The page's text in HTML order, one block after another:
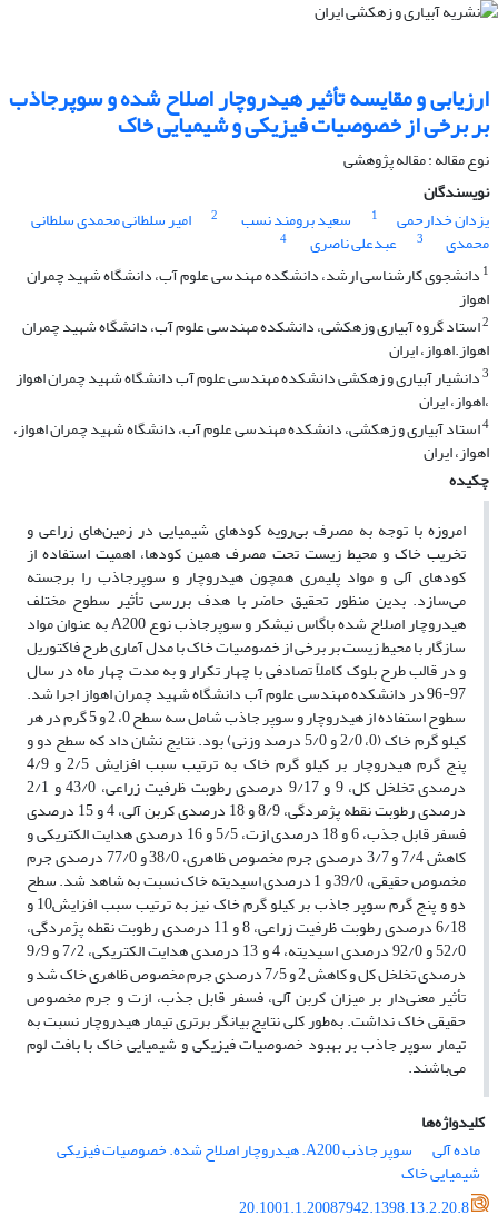
ارزیابی و مقایسه تأثیر هیدروچار اصلاح شده و سوپرجاذب
بر برخی از خصوصیات فیزیکی و شیمیایی خاک
نوع مقاله : مقاله پژوهشی
نویسندگان
یزدان خدارحمی
1 سعید برومند نسب 2 امیر سلطانی محمدی سلطانی
محمدی 3 عبدعلی ناصری
4
1 دانشجوی کارشناسی ارشد، دانشکده مهندسی علوم آب، دانشگاه شهید چمران
اهواز
2استاد گروه آبیاری وزهکشی، دانشکده مهندسی علوم آب، دانشگاه شهید چمران
اهواز.اهواز، ایران
3دانشیار آبیاری و زهکشی دانشکده مهندسی علوم آب دانشگاه شهید چمران اهواز
،اهواز، ایران
4استاد آبیاری و زهکشی، دانشکده مهندسی علوم آب، دانشگاه شهید چمران اهواز،
اهواز، ایران
چکیده
امروزه با توجه به مصرف بی‌رویه کودهای شیمیایی در زمین‌های زراعی و
تخریب خاک و محیط زیست تحت مصرف همین کودها، اهمیت استفاده از
کودهای آلی و مواد پلیمری همچون هیدروچار و سوپرجاذب را برجسته
می‌سازد. بدین منظور تحقیق حاضر با هدف بررسی تأثیر سطوح مختلف
هیدروچار اصلاح شده باگاس نیشکر و سوپرجاذب نوع A200 به عنوان مواد
سازگار با محیط زیست بر برخی از خصوصیات خاک با مدل آماری طرح فاکتوریل
و در قالب طرح بلوک کاملاً تصادفی با چهار تکرار و به مدت چهار ماه در سال
97-96 در دانشکده مهندسی علوم آب دانشگاه شهید چمران اهواز اجرا شد.
سطوح استفاده از هیدروچار و سوپر جاذب شامل سه سطح 0، 2 و 5 گرم در هر
کیلو گرم خاک (0، 2/0 و 5/0 درصد وزنی) بود. نتایج نشان داد که سطح دو و
پنج گرم هیدروچار بر کیلو گرم خاک به ترتیب سبب افزایش 2/5 و 4/9
درصدی تخلخل کل، 9 و 9/17 درصدی رطوبت ظرفیت زراعی، 43/0 و 2/1
درصدی رطوبت نقطه پژمردگی، 8/9 و 18 درصدی کربن آلی، 4 و 15 درصدی
فسفر قابل جذب، 6 و 18 درصدی ازت، 5/5 و 16 درصدی هدایت الکتریکی و
کاهش 7/4 و 3/7 درصدی جرم مخصوص ظاهری، 38/0 و 77/0 درصدی جرم
مخصوص حقیقی، 39/0 و 1 درصدی اسیدیته خاک نسبت به شاهد شد. سطح
دو و پنج گرم سوپر جاذب بر کیلو گرم خاک نیز به ترتیب سبب افزایش10 و
6/18 درصدی رطوبت ظرفیت زراعی، 8 و 11 درصدی رطوبت نقطه پژمردگی،
52/0 و 92/0 درصدی اسیدیته، 4 و 13 درصدی هدایت الکتریکی، 7/2 و 9/9
درصدی تخلخل کل و کاهش 2 و 7/5 درصدی جرم مخصوص ظاهری خاک شد و
تأثیر معنی‌دار بر میزان کربن آلی، فسفر قابل جذب، ازت و جرم مخصوص
حقیقی خاک نداشت. به‌طور کلی نتایج بیانگر برتری تیمار هیدروچار نسبت به
تیمار سوپر جاذب بر بهبود خصوصیات فیزیکی و شیمیایی خاک با بافت لوم
می‌باشند.
کلیدواژه‌ها
ماده آلی
سوپر جاذب A200. هیدروچار اصلاح شده. خصوصیات فیزیکی
شیمیایی خاک
20.1001.1.20087942.1398.13.2.20.8